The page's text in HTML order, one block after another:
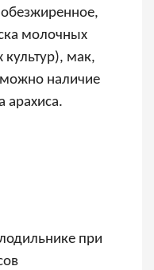
молочных
мак,
наличие
арахиса.
при